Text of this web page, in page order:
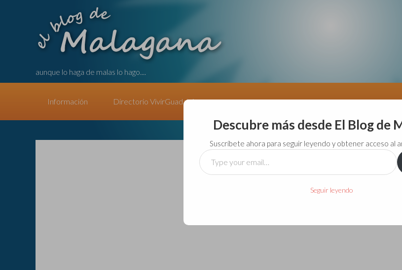
aunque lo haga de malas lo hago....
Información Directorio VivirGuadalajara
Descubre más desde El Blog de
Suscríbete ahora para seguir leyendo y obtener acceso al
Type
your
Seguir leyendo